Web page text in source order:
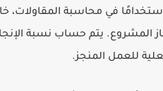
في محاسبة المقاولات،
المشروع. يتم حساب نسبة
للعمل المنجز.